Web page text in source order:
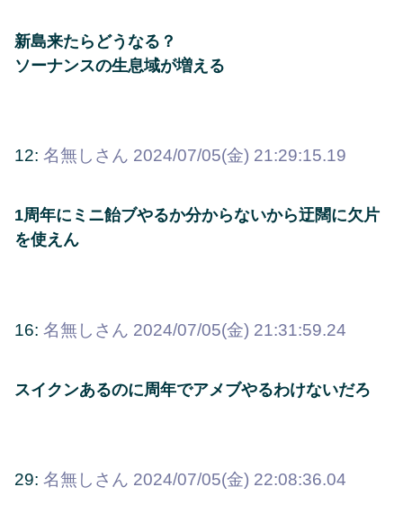
新島来たらどうなる？
ソーナンスの生息域が増える
12: 名無しさん 2024/07/05(金) 21:29:15.19
1周年にミニ飴ブやるか分からないから迂闊に欠片
を使えん
16: 名無しさん 2024/07/05(金) 21:31:59.24
スイクンあるのに周年でアメブやるわけないだろ
29: 名無しさん 2024/07/05(金) 22:08:36.04